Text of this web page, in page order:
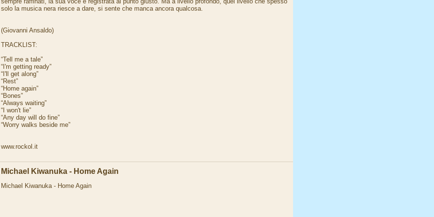
solo la musica nera riesce a dare, si sente che manca ancora qualcosa.
(Giovanni Ansaldo)
TRACKLIST:
“Tell me a tale”
“I'm getting ready”
“I'll get along”
“Rest”
“Home again”
“Bones”
“Always waiting”
“I won't lie”
“Any day will do fine”
“Worry walks beside me”
www.rockol.it
Michael Kiwanuka - Home Again
Michael Kiwanuka - Home Again